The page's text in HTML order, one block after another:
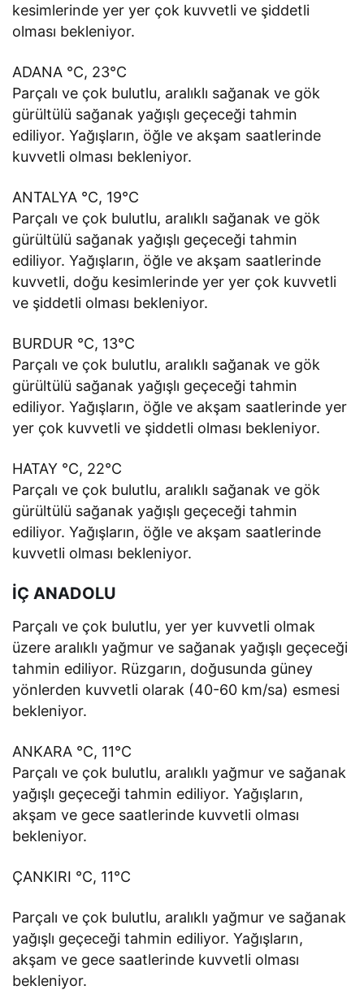
kesimlerinde yer yer çok kuvvetli ve şiddetli
olması bekleniyor.
ADANA °C, 23°C
Parçalı ve çok bulutlu, aralıklı sağanak ve gök
gürültülü sağanak yağışlı geçeceği tahmin
ediliyor. Yağışların, öğle ve akşam saatlerinde
kuvvetli olması bekleniyor.
ANTALYA °C, 19°C
Parçalı ve çok bulutlu, aralıklı sağanak ve gök
gürültülü sağanak yağışlı geçeceği tahmin
ediliyor. Yağışların, öğle ve akşam saatlerinde
kuvvetli, doğu kesimlerinde yer yer çok kuvvetli
ve şiddetli olması bekleniyor.
BURDUR °C, 13°C
Parçalı ve çok bulutlu, aralıklı sağanak ve gök
gürültülü sağanak yağışlı geçeceği tahmin
ediliyor. Yağışların, öğle ve akşam saatlerinde yer
yer çok kuvvetli ve şiddetli olması bekleniyor.
HATAY °C, 22°C
Parçalı ve çok bulutlu, aralıklı sağanak ve gök
gürültülü sağanak yağışlı geçeceği tahmin
ediliyor. Yağışların, öğle ve akşam saatlerinde
kuvvetli olması bekleniyor.
İÇ ANADOLU
Parçalı ve çok bulutlu, yer yer kuvvetli olmak
üzere aralıklı yağmur ve sağanak yağışlı geçeceği
tahmin ediliyor. Rüzgarın, doğusunda güney
yönlerden kuvvetli olarak (40-60 km/sa) esmesi
bekleniyor.
ANKARA °C, 11°C
Parçalı ve çok bulutlu, aralıklı yağmur ve sağanak
yağışlı geçeceği tahmin ediliyor. Yağışların,
akşam ve gece saatlerinde kuvvetli olması
bekleniyor.
ÇANKIRI °C, 11°C
Parçalı ve çok bulutlu, aralıklı yağmur ve sağanak
yağışlı geçeceği tahmin ediliyor. Yağışların,
akşam ve gece saatlerinde kuvvetli olması
bekleniyor.